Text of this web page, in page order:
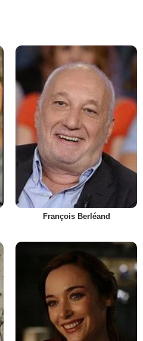
François Berléand